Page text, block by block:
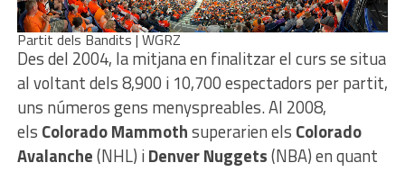
Partit dels Bandits | WGRZ
Des del 2004, la mitjana en finalitzar el curs se situa
al voltant dels 8,900 i 10,700 espectadors per partit,
uns números gens menyspreables. Al 2008,
els Colorado Mammothsuperarien els Colorado
Avalanche(NHL) iDenver Nuggets(NBA) en quant